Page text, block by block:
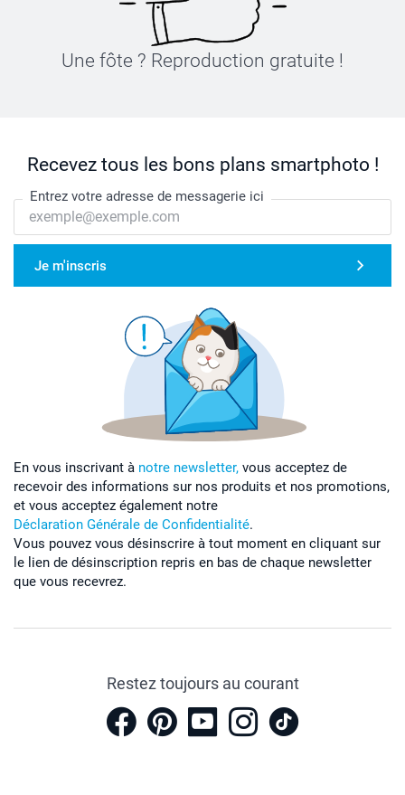
Une fôte ? Reproduction gratuite !
Recevez tous les bons plans smartphoto !
Entrez votre adresse de messagerie ici
Je m'inscris
En vous inscrivant à notre newsletter, vous acceptez de
recevoir des informations sur nos produits et nos promotions,
et vous acceptez également notre
Déclaration Générale de Confidentialité.
Vous pouvez vous désinscrire à tout moment en cliquant sur
le lien de désinscription repris en bas de chaque newsletter
que vous recevrez.
Restez toujours au courant